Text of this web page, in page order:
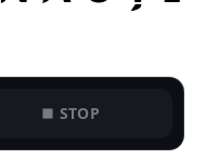
STOP